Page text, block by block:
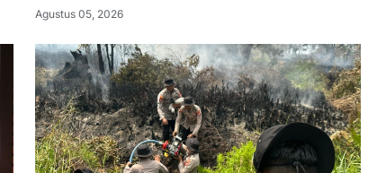
Agustus 05, 2026